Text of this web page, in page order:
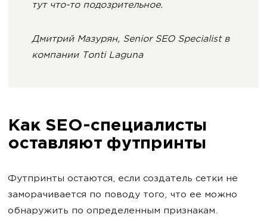
тут что-то подозрительное.
Дмитрий Мазурян, Senior SEO Specialist в
компании Tonti Laguna
Как SEO-специалисты
оставляют футпринты
Футпринты остаются, если создатель сетки не
заморачивается по поводу того, что ее можно
обнаружить по определенным признакам.